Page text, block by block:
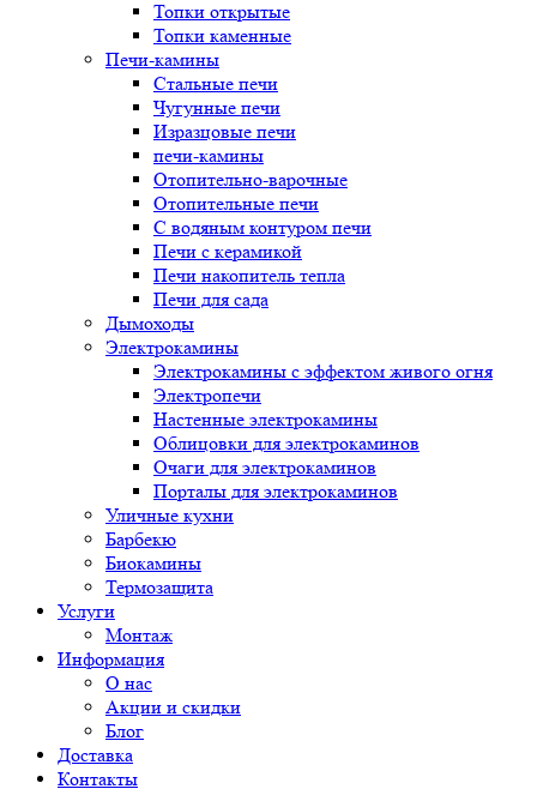
Топки открытые
Топки каменные
Печи-камины
Стальные печи
Чугунные печи
Изразцовые печи
печи-камины
Отопительно-варочные
Отопительные печи
С водяным контуром печи
Печи с керамикой
Печи накопитель тепла
Печи для сада
Дымоходы
Электрокамины
Электрокамины с эффектом живого огня
Электропечи
Настенные электрокамины
Облицовки для электрокаминов
Очаги для электрокаминов
Порталы для электрокаминов
Уличные кухни
Барбекю
Биокамины
Термозащита
Услуги
Монтаж
Информация
О нас
Акции и скидки
Блог
Доставка
Контакты